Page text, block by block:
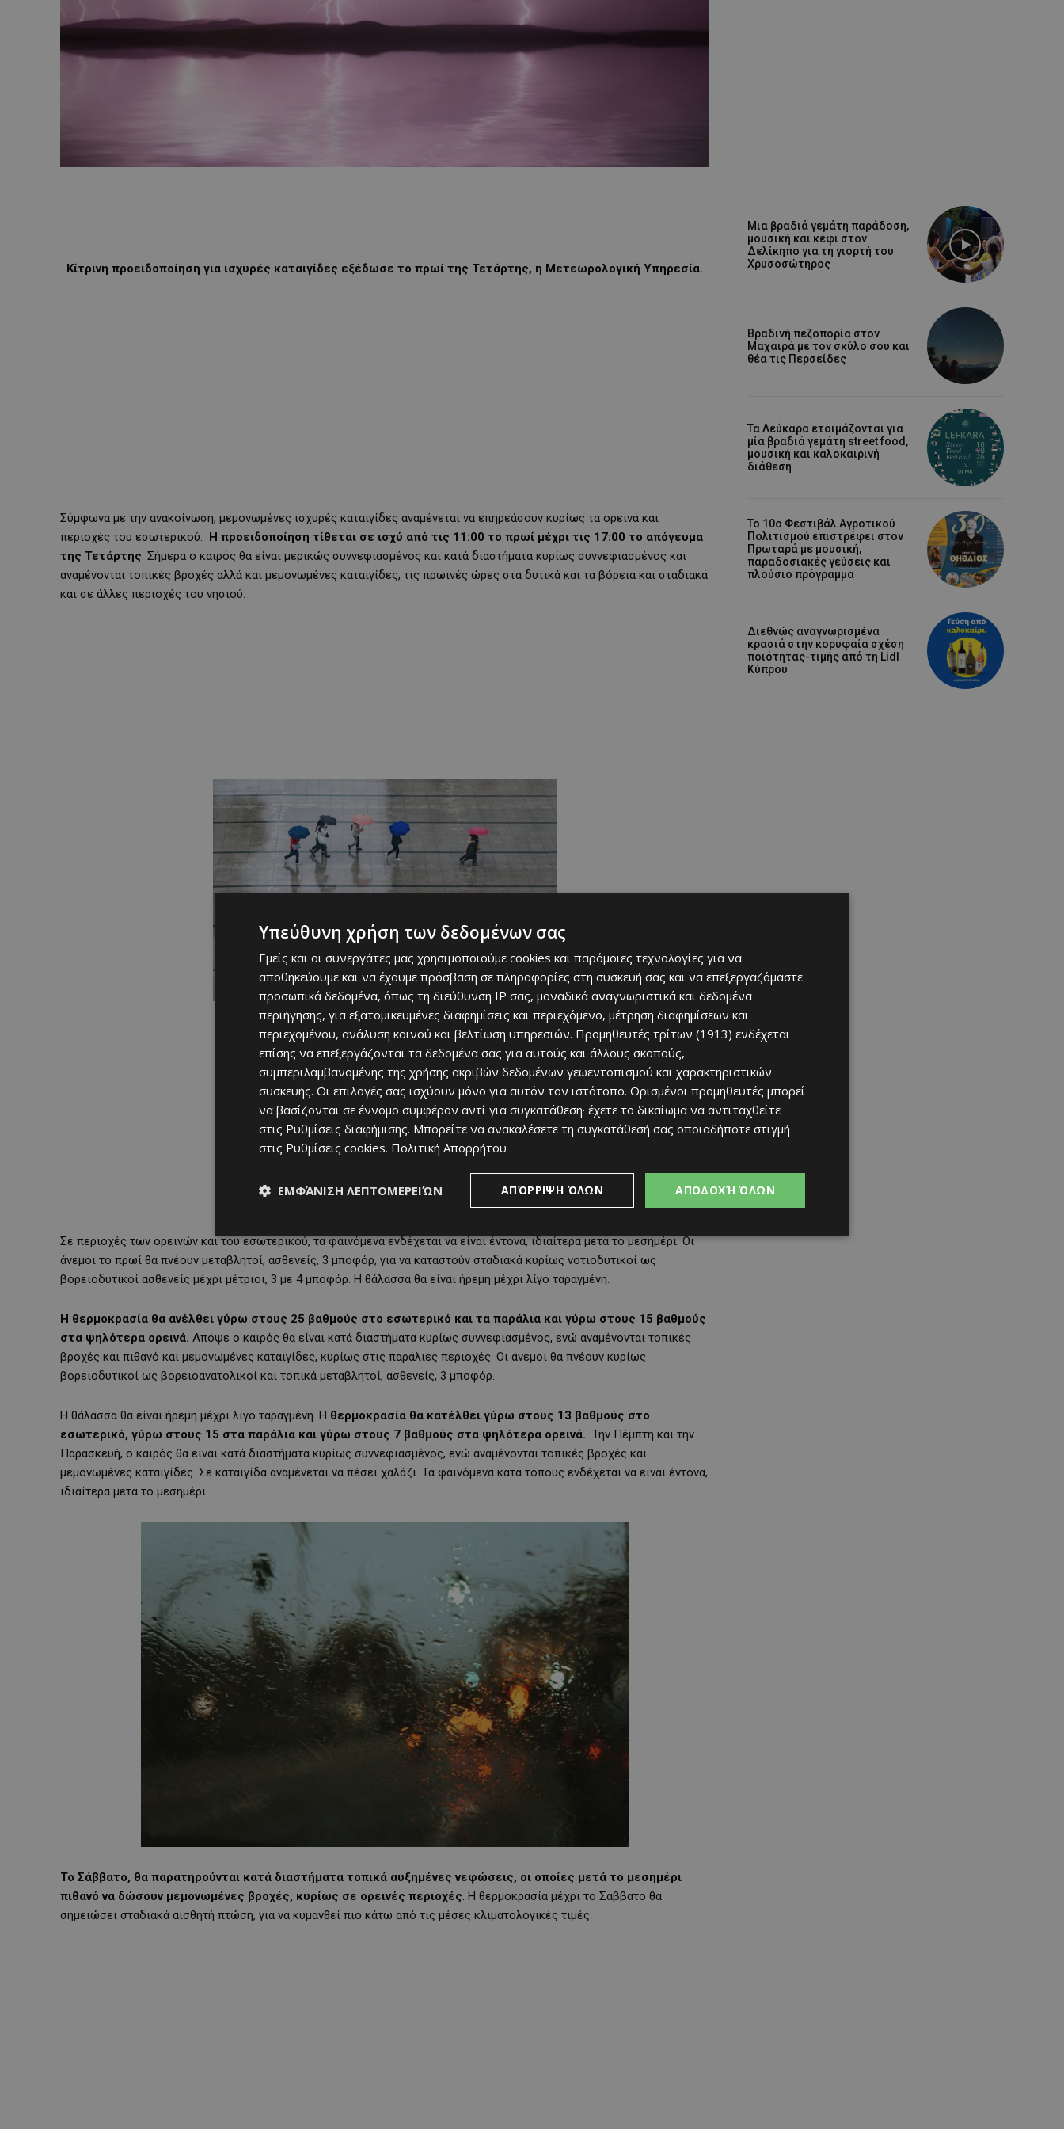
Κίτρινη προειδοποίηση για ισχυρές καταιγίδες εξέδωσε το πρωί της Τετάρτης, η Μετεωρολογική Υπηρεσία.
Σύμφωνα με την ανακοίνωση, μεμονωμένες ισχυρές καταιγίδες αναμένεται να επηρεάσουν κυρίως τα ορεινά και
περιοχές του εσωτερικού. Η προειδοποίηση τίθεται σε ισχύ από τις 11:00 το πρωί μέχρι τις 17:00 το απόγευμα
της Τετάρτης. Σήμερα ο καιρός θα είναι μερικώς συννεφιασμένος και κατά διαστήματα κυρίως συννεφιασμένος και
αναμένονται τοπικές βροχές αλλά και μεμονωμένες καταιγίδες, τις πρωινές ώρες στα δυτικά και τα βόρεια και σταδιακά
και σε άλλες περιοχές του νησιού.
Σε περιοχές των ορεινών και του εσωτερικού, τα φαινόμενα ενδέχεται να είναι έντονα, ιδιαίτερα μετά το μεσημέρι. Οι
άνεμοι το πρωί θα πνέουν μεταβλητοί, ασθενείς, 3 μποφόρ, για να καταστούν σταδιακά κυρίως νοτιοδυτικοί ως
βορειοδυτικοί ασθενείς μέχρι μέτριοι, 3 με 4 μποφόρ. Η θάλασσα θα είναι ήρεμη μέχρι λίγο ταραγμένη.
Η θερμοκρασία θα ανέλθει γύρω στους 25 βαθμούς στο εσωτερικό και τα παράλια και γύρω στους 15 βαθμούς
στα ψηλότερα ορεινά. Απόψε ο καιρός θα είναι κατά διαστήματα κυρίως συννεφιασμένος, ενώ αναμένονται τοπικές
βροχές και πιθανό και μεμονωμένες καταιγίδες, κυρίως στις παράλιες περιοχές. Οι άνεμοι θα πνέουν κυρίως
βορειοδυτικοί ως βορειοανατολικοί και τοπικά μεταβλητοί, ασθενείς, 3 μποφόρ.
Η θάλασσα θα είναι ήρεμη μέχρι λίγο ταραγμένη. Η θερμοκρασία θα κατέλθει γύρω στους 13 βαθμούς στο
εσωτερικό, γύρω στους 15 στα παράλια και γύρω στους 7 βαθμούς στα ψηλότερα ορεινά. Την Πέμπτη και την
Παρασκευή, ο καιρός θα είναι κατά διαστήματα κυρίως συννεφιασμένος, ενώ αναμένονται τοπικές βροχές και
μεμονωμένες καταιγίδες. Σε καταιγίδα αναμένεται να πέσει χαλάζι. Τα φαινόμενα κατά τόπους ενδέχεται να είναι έντονα,
ιδιαίτερα μετά το μεσημέρι.
Το Σάββατο, θα παρατηρούνται κατά διαστήματα τοπικά αυξημένες νεφώσεις, οι οποίες μετά το μεσημέρι
πιθανό να δώσουν μεμονωμένες βροχές, κυρίως σε ορεινές περιοχές. Η θερμοκρασία μέχρι το Σάββατο θα
σημειώσει σταδιακά αισθητή πτώση, για να κυμανθεί πιο κάτω από τις μέσες κλιματολογικές τιμές.
Μια βραδιά γεμάτη παράδοση,
μουσική και κέφι στον
Δελίκηπο για τη γιορτή του
Χρυσοσώτηρος
Βραδινή πεζοπορία στον
Μαχαιρά με τον σκύλο σου και
θέα τις Περσείδες
Τα Λεύκαρα ετοιμάζονται για
μία βραδιά γεμάτη street food,
μουσική και καλοκαιρινή
διάθεση
Το 10ο Φεστιβάλ Αγροτικού
Πολιτισμού επιστρέφει στον
Πρωταρά με μουσική,
παραδοσιακές γεύσεις και
πλούσιο πρόγραμμα
Διεθνώς αναγνωρισμένα
κρασιά στην κορυφαία σχέση
ποιότητας-τιμής από τη Lidl
Κύπρου
Υπεύθυνη χρήση των δεδομένων σας
Εμείς και οι συνεργάτες μας χρησιμοποιούμε cookies και παρόμοιες τεχνολογίες για να
αποθηκεύουμε και να έχουμε πρόσβαση σε πληροφορίες στη συσκευή σας και να επεξεργαζόμαστε
προσωπικά δεδομένα, όπως τη διεύθυνση IP σας, μοναδικά αναγνωριστικά και δεδομένα
περιήγησης, για εξατομικευμένες διαφημίσεις και περιεχόμενο, μέτρηση διαφημίσεων και
περιεχομένου, ανάλυση κοινού και βελτίωση υπηρεσιών. Προμηθευτές τρίτων (1913) ενδέχεται
επίσης να επεξεργάζονται τα δεδομένα σας για αυτούς και άλλους σκοπούς,
συμπεριλαμβανομένης της χρήσης ακριβών δεδομένων γεωεντοπισμού και χαρακτηριστικών
συσκευής. Οι επιλογές σας ισχύουν μόνο για αυτόν τον ιστότοπο. Ορισμένοι προμηθευτές μπορεί
να βασίζονται σε έννομο συμφέρον αντί για συγκατάθεση· έχετε το δικαίωμα να αντιταχθείτε
στις Ρυθμίσεις διαφήμισης. Μπορείτε να ανακαλέσετε τη συγκατάθεσή σας οποιαδήποτε στιγμή
στις Ρυθμίσεις cookies. Πολιτική Απορρήτου
ΑΠΟΔΟΧΉ ΌΛΩΝ
ΑΠΌΡΡΙΨΗ ΌΛΩΝ
ΕΜΦΆΝΙΣΗ ΛΕΠΤΟΜΕΡΕΙΏΝ